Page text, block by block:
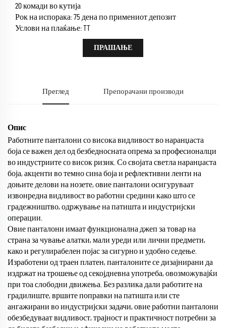
20 комади во кутија
Рок на испорака: 75 дена по примениот депозит
Услови на плаќање: TT
ПРАШАЊЕ
Преглед Препорачани производи
Опис
Работните панталони со висока видливост во наранџаста
боја се важен дел од безбедносната опрема за професионалци
во индустриите со висок ризик. Со својата светла наранџаста
боја, акценти во темно сина боја и рефлективни ленти на
доњите делови на нозете, овие панталони осигуруваат
извонредна видливост во работни средини како што се
градежништво, одржување на патишта и индустријски
операции.
Овие панталони имаат функционална джеп за товар на
страна за чување алатки, мали уреди или лични предмети,
како и регулирабелен појас за сигурно и удобно седење.
Изработени од траен платен, панталоните се дизајнирани да
издржат на трошење од секојдневна употреба, овозможувајќи
при тоа слободни движења. Без разлика дали работите на
градилиште, вршите поправки на патишта или сте
ангажирани во индустријски задачи, овие работни панталони
обезбедуваат видливост, трајност и практичност потребни за